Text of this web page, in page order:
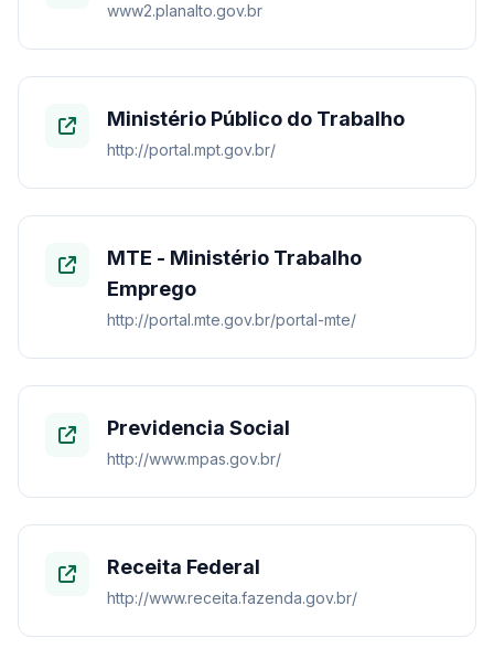
www2.planalto.gov.br
Ministério Público do Trabalho
http://portal.mpt.gov.br/
MTE - Ministério Trabalho
Emprego
http://portal.mte.gov.br/portal-mte/
Previdencia Social
http://www.mpas.gov.br/
Receita Federal
http://www.receita.fazenda.gov.br/